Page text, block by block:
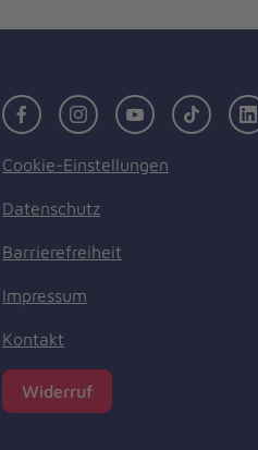
FacebookInstagramYoutubeTikTok
Cookie-Einstellungen
Datenschutz
Barrierefreiheit
Impressum
Kontakt
Widerruf